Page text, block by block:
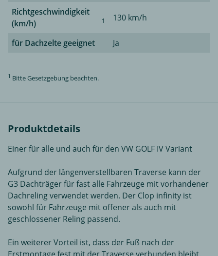
Richtgeschwindigkeit
(km/h)
1 130 km/h
für Dachzelte geeignet Ja
1 Bitte Gesetzgebung beachten.
Produktdetails
Einer für alle und auch für den VW GOLF IV Variant
Aufgrund der längenverstellbaren Traverse kann der
G3 Dachträger für fast alle Fahrzeuge mit vorhandener
Dachreling verwendet werden. Der Clop infinity ist
sowohl für Fahrzeuge mit offener als auch mit
geschlossener Reling passend.
Ein weiterer Vorteil ist, dass der Fuß nach der